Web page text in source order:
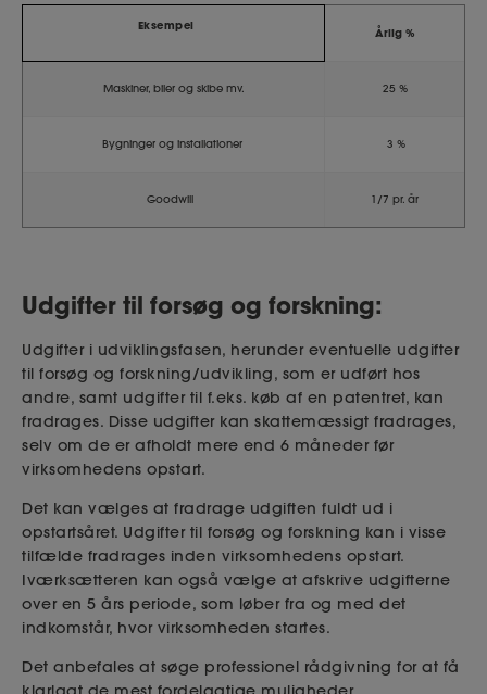
Eksempel Årlig %
Maskiner, biler og skibe mv. 25 %
Bygninger og installationer 3 %
Goodwill 1/7 pr. år
Udgifter til forsøg og forskning:
Udgifter i udviklingsfasen, herunder eventuelle udgifter
til forsøg og forskning/udvikling, som er udført hos
andre, samt udgifter til f.eks. køb af en patentret, kan
fradrages. Disse udgifter kan skattemæssigt fradrages,
selv om de er afholdt mere end 6 måneder før
virksomhedens opstart.
Det kan vælges at fradrage udgiften fuldt ud i
opstartsåret. Udgifter til forsøg og forskning kan i visse
tilfælde fradrages inden virksomhedens opstart.
Iværksætteren kan også vælge at afskrive udgifterne
over en 5 års periode, som løber fra og med det
indkomstår, hvor virksomheden startes.
Det anbefales at søge professionel rådgivning for at få